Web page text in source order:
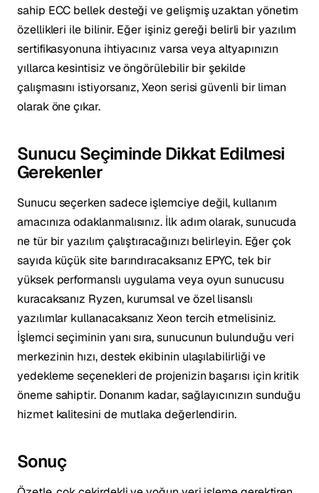
sahip ECC bellek desteği ve gelişmiş uzaktan yönetim
özellikleri ile bilinir. Eğer işiniz gereği belirli bir yazılım
sertifikasyonuna ihtiyacınız varsa veya altyapınızın
yıllarca kesintisiz ve öngörülebilir bir şekilde
çalışmasını istiyorsanız, Xeon serisi güvenli bir liman
olarak öne çıkar.
Sunucu Seçiminde Dikkat Edilmesi
Gerekenler
Sunucu seçerken sadece işlemciye değil, kullanım
amacınıza odaklanmalısınız. İlk adım olarak, sunucuda
ne tür bir yazılım çalıştıracağınızı belirleyin. Eğer çok
sayıda küçük site barındıracaksanız EPYC, tek bir
yüksek performanslı uygulama veya oyun sunucusu
kuracaksanız Ryzen, kurumsal ve özel lisanslı
yazılımlar kullanacaksanız Xeon tercih etmelisiniz.
İşlemci seçiminin yanı sıra, sunucunun bulunduğu veri
merkezinin hızı, destek ekibinin ulaşılabilirliği ve
yedekleme seçenekleri de projenizin başarısı için kritik
öneme sahiptir. Donanım kadar, sağlayıcınızın sunduğu
hizmet kalitesini de mutlaka değerlendirin.
Sonuç